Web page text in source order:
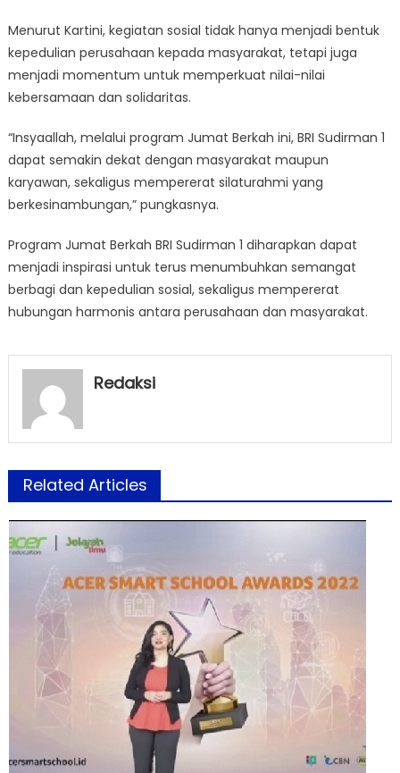
Menurut Kartini, kegiatan sosial tidak hanya menjadi bentuk
kepedulian perusahaan kepada masyarakat, tetapi juga
menjadi momentum untuk memperkuat nilai-nilai
kebersamaan dan solidaritas.
“Insyaallah, melalui program Jumat Berkah ini, BRI Sudirman 1
dapat semakin dekat dengan masyarakat maupun
karyawan, sekaligus mempererat silaturahmi yang
berkesinambungan,” pungkasnya.
Program Jumat Berkah BRI Sudirman 1 diharapkan dapat
menjadi inspirasi untuk terus menumbuhkan semangat
berbagi dan kepedulian sosial, sekaligus mempererat
hubungan harmonis antara perusahaan dan masyarakat.
Redaksi
Related Articles